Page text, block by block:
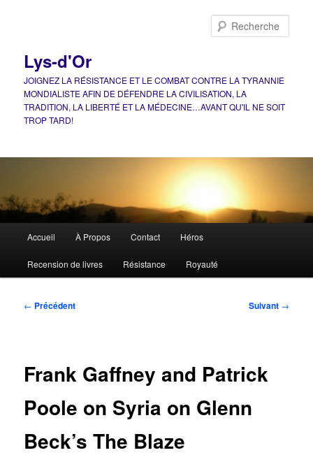
Lys-d'Or
JOIGNEZ LA RÉSISTANCE ET LE COMBAT CONTRE LA TYRANNIE
MONDIALISTE AFIN DE DÉFENDRE LA CIVILISATION, LA
TRADITION, LA LIBERTÉ ET LA MÉDECINE…AVANT QU'IL NE SOIT
TROP TARD!
principal
Accueil À Propos Contact Héros
Recension de livres Résistance Royauté
Navigation
← Précédent Suivant →
Frank Gaffney and Patrick
Poole on Syria on Glenn
Beck’s The Blaze